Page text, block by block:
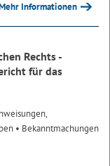
Informationen
Rechts -
für das
• Bekanntmachungen